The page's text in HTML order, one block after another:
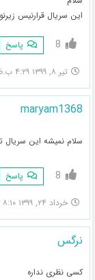
این سریال قرارنیس
8 پاسخ
تیر ۸, ۱۳۹۹ ۴:۲۹ ب.ظ
maryam1368
سلام نمیشه این سریال
8 پاسخ
خرداد ۲۴, ۱۳۹۹ ۸:۱۰ ق.ظ
نرگس
کسی نظری نداره